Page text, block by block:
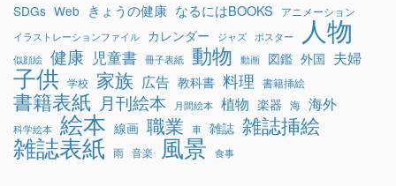
SDGs Web きょうの健康 なるにはBOOKS アニメーション
イラストレーションファイル カレンダー ジャズ ポスター 人物
似顔絵 健康 児童書 冊子表紙 動物 動画 図鑑 外国 夫婦
子供 学校 家族 広告 教科書 料理 書籍挿絵
書籍表紙 月刊絵本 月間絵本 植物 楽器 海 海外
科学絵本 絵本 線画 職業 車 雑誌 雑誌挿絵
雑誌表紙 雨 音楽 風景 食事